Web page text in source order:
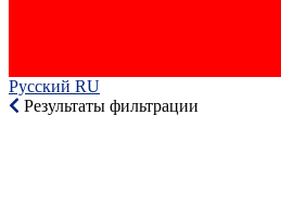
Русский RU‎
Результаты фильтрации